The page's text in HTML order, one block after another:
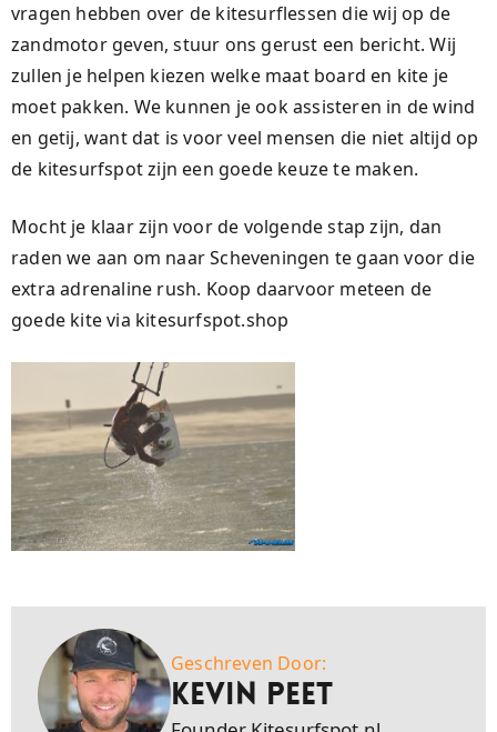
vragen hebben over de kitesurflessen die wij op de
zandmotor geven, stuur ons gerust een bericht. Wij
zullen je helpen kiezen welke maat board en kite je
moet pakken. We kunnen je ook assisteren in de wind
en getij, want dat is voor veel mensen die niet altijd op
de kitesurfspot zijn een goede keuze te maken.
Mocht je klaar zijn voor de volgende stap zijn, dan
raden we aan om naar Scheveningen te gaan voor die
extra adrenaline rush. Koop daarvoor meteen de
goede kite via kitesurfspot.shop
Geschreven Door:
Kevin Peet